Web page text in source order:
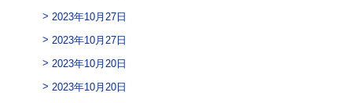
2023年10月27日
2023年10月27日
2023年10月20日
2023年10月20日